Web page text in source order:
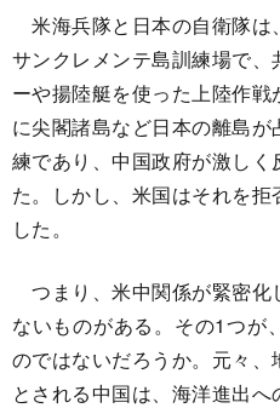
米海兵隊と日本の自衛隊は
サンクレメンテ島訓練場で
ーや揚陸艇を使った上陸作
に尖閣諸島など日本の離島
練であり、中国政府が激し
た。しかし、米国はそれを
した。
つまり、米中関係が緊密化
ないものがある。その1つが
のではないだろうか。元々、
とされる中国は、海洋進出